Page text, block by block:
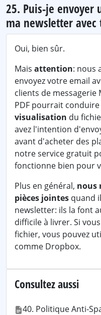
25. Puis-je envoyer
ma newsletter avec
Oui, bien sûr.
Mais attention: nous
envoyez votre email
clients de
PDF pourrait conduire
visualisation du
avez l'intention
avant d'acheter des
notre service gratuit
fonctionne bien pour
Plus en général, nous
pièces jointes quand
newsletter: ils la font
difficile à livrer. Si
fichier, vous pouvez
comme Dropbox.
Consultez aussi
40. Politique Anti-